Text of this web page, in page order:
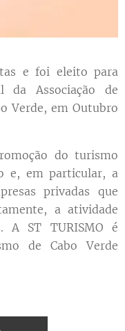
e foi eleito para
da Associação de
Verde, em Outubro
do turismo
e, em particular, a
privadas que
a atividade
A ST TURISMO é
de Cabo Verde